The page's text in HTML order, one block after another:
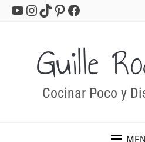
YouTube
Instagram
TikTok
Pinterest
Facebook
Guille
Cocinar Poco y